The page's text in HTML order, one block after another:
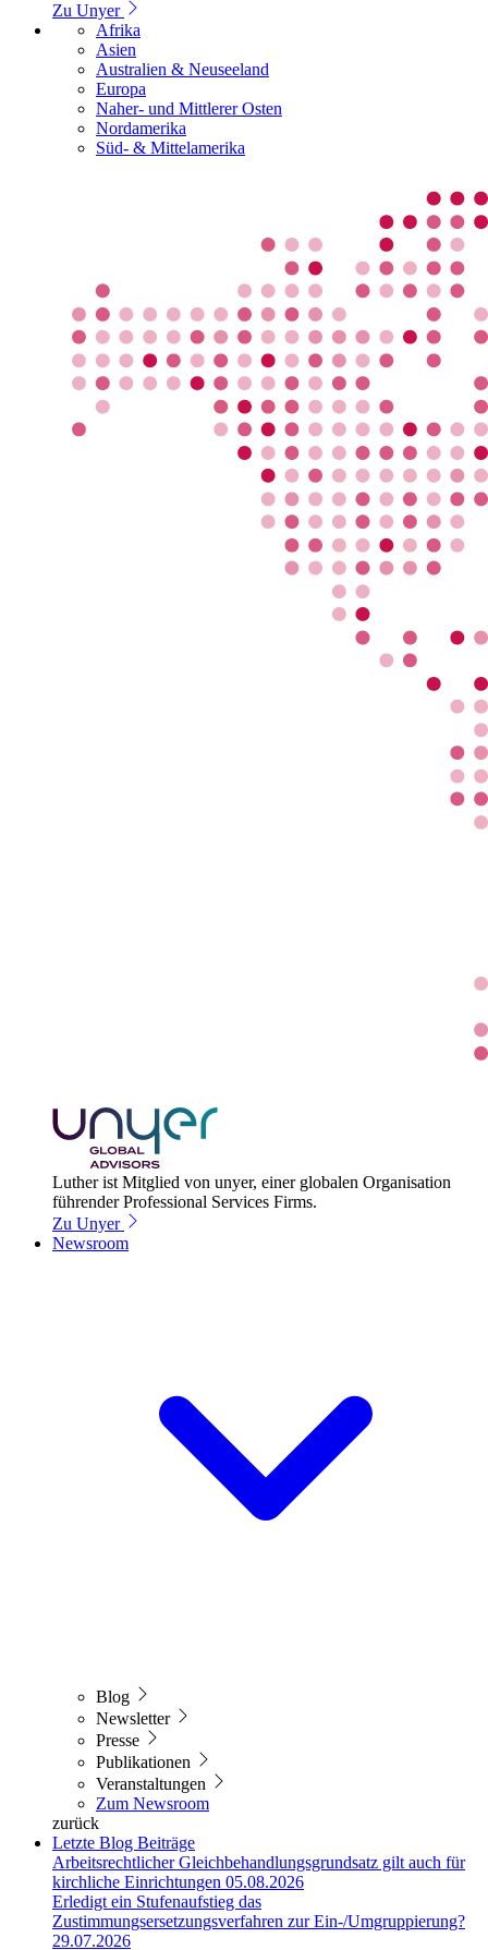
Zu Unyer
Afrika
Asien
Australien & Neuseeland
Europa
Naher- und Mittlerer Osten
Nordamerika
Süd- & Mittelamerika
Luther ist Mitglied von unyer, einer globalen Organisation
führender Professional Services Firms.
Zu Unyer
Newsroom
Blog
Newsletter
Presse
Publikationen
Veranstaltungen
Zum Newsroom
zurück
Letzte Blog Beiträge
Arbeitsrechtlicher Gleichbehandlungsgrundsatz gilt auch für
kirchliche Einrichtungen 05.08.2026
Erledigt ein Stufenaufstieg das
Zustimmungsersetzungsverfahren zur Ein-/Umgruppierung?
29.07.2026